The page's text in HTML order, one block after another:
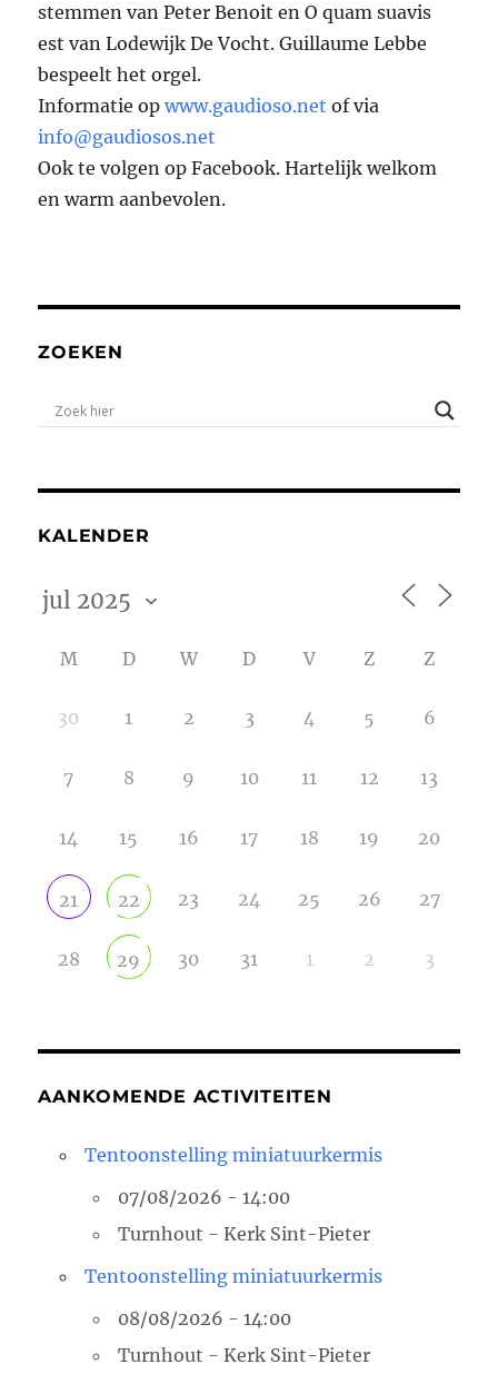
stemmen van Peter Benoit en O quam suavis
est van Lodewijk De Vocht. Guillaume Lebbe
bespeelt het orgel.
Informatie opwww.gaudioso.net of via
info@gaudiosos.net
Ook te volgen op Facebook. Hartelijk welkom
en warm aanbevolen.
ZOEKEN
KALENDER
M D W D V Z Z
30 1 2 3 4 5 6
7 8 9 10 11 12 13
14 15 16 17 18 19 20
21 22 23 24 25 26 27
28 29 30 31 1 2 3
AANKOMENDE ACTIVITEITEN
Tentoonstelling miniatuurkermis
07/08/2026 - 14:00
Turnhout - Kerk Sint-Pieter
Tentoonstelling miniatuurkermis
08/08/2026 - 14:00
Turnhout - Kerk Sint-Pieter